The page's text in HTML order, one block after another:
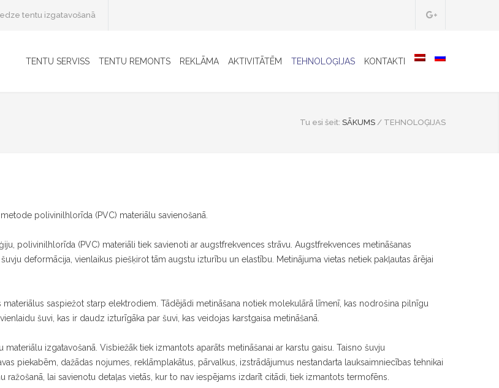
tentu izgatavošanā
TENTU SERVISS TENTU REMONTS REKLĀMA AKTIVITĀTĒM TEHNOLOĢIJAS KONTAKTI
Tu esi šeit: SĀKUMS / TEHNOLOĢIJAS
polivinilhlorīda (PVC) materiālu savienošanā.
polivinilhlorīda (PVC) materiāli tiek savienoti ar augstfrekvences strāvu. Augstfrekvences metināšanas
deformācija, vienlaikus piešķirot tām augstu izturību un elastību. Metinājuma vietas netiek pakļautas ārējai
saspiežot starp elektrodiem. Tādējādi metināšana notiek molekulārā līmenī, kas nodrošina pilnīgu
šuvi, kas ir daudz izturīgāka par šuvi, kas veidojas karstgaisa metināšanā.
izgatavošanā. Visbiežāk tiek izmantots aparāts metināšanai ar karstu gaisu. Taisno šuvju
piekabēm, dažādas nojumes, reklāmplakātus, pārvalkus, izstrādājumus nestandarta lauksaimniecības tehnikai
lai savienotu detaļas vietās, kur to nav iespējams izdarīt citādi, tiek izmantots termofēns.